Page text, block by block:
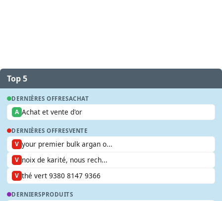
Top 5
DERNIÈRES OFFRESACHAT
A Achat et vente d'or
DERNIÈRES OFFRESVENTE
V your premier bulk argan o...
V noix de karité, nous rech...
V thé vert 9380 8147 9366
DERNIERSPRODUITS